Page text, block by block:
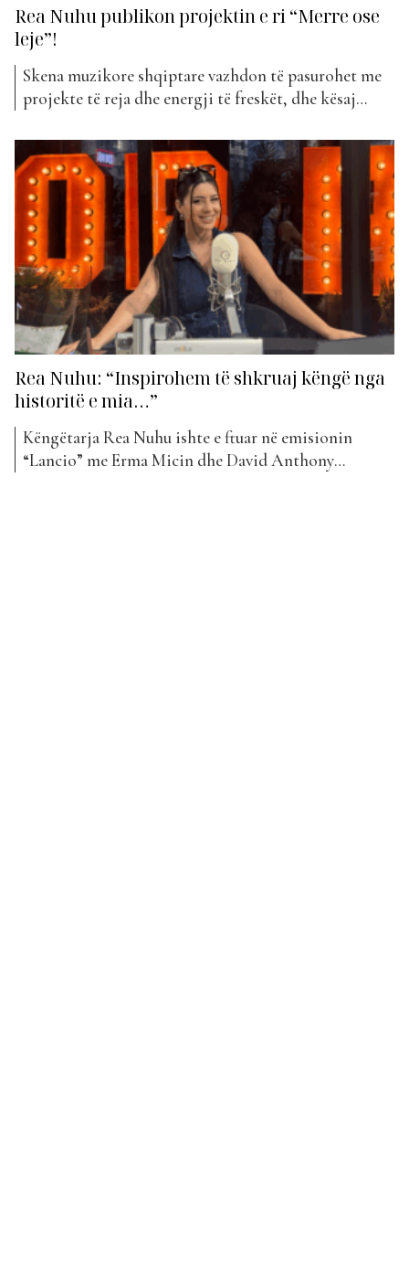
Rea Nuhu publikon projektin e ri “Merre ose
leje”!
Skena muzikore shqiptare vazhdon të pasurohet me
projekte të reja dhe energji të freskët, dhe kësaj
të re të titulluar “Merre ose leje”. Ky publikim i
fundit vjen si një tjetër hap i rëndësishëm në
rrugëtimin e saj artistik, duke...
Rea Nuhu: “Inspirohem të shkruaj këngë nga
historitë e mia…”
Këngëtarja Rea Nuhu ishte e ftuar në emisionin
“Lancio” me Erma Micin dhe David Anthony